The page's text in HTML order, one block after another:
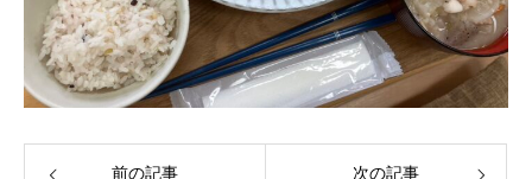
前の記事 次の記事